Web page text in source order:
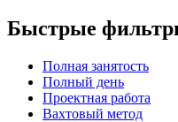
Быстрые
Полная занятость
Полный день
Проектная работа
Вахтовый метод